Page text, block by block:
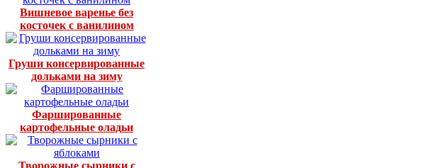
Вишневое варенье без
косточек с ванилином
Груши консервированные
дольками на зиму
Фаршированные
картофельные оладьи